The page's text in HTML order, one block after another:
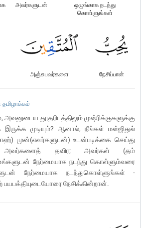
ஒழுங்காக நடந்து
கொள்ளுங்கள்
அவர்களுடன்
நேசிப்பான்
அஞ்சுபவர்களை
தமிழாக்கம்
தூதரிடத்திலும் முஷ்ரிக்குகளுக்கு
இருக்க முடியும்? ஆனால், நீங்கள் மஸ்ஜிதுல்
முன்(எவர்களுடன்) உடன்படிக்கை செய்து
தவிர; அவர்கள் (தம்
உங்களுடன் நேர்மையாக நடந்து கொள்ளும்வரை
நேர்மையாக நடந்துகொள்ளுங்கள் -
நேசிக்கின்றான்.